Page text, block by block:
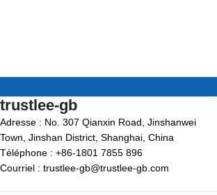
trustlee-gb
Adresse : No. 307 Qianxin Road, Jinshanwei
Town, Jinshan District, Shanghai, China
Téléphone : +86-1801 7855 896
Courriel : trustlee-gb@trustlee-gb.com